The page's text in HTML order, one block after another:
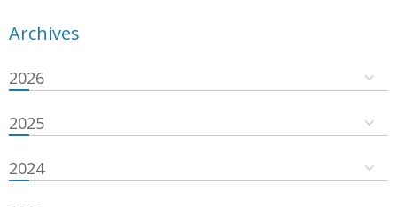
Archives
2026
2025
2024